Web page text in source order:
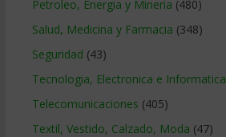
Petroleo, Energia y Mineria (480)
Salud, Medicina y Farmacia (348)
Seguridad (43)
Tecnologia, Electronica e Informatica
Telecomunicaciones (405)
Textil, Vestido, Calzado, Moda (47)